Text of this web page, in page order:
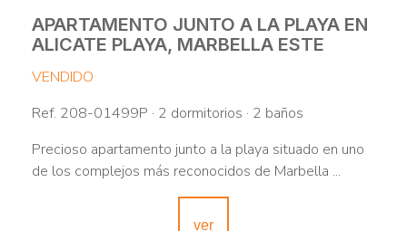
APARTAMENTO JUNTO A LA PLAYA EN
ALICATE PLAYA, MARBELLA ESTE
VENDIDO
Ref. 208-01499P · 2 dormitorios · 2 baños
Precioso apartamento junto a la playa situado en uno
de los complejos más reconocidos de Marbella ...
ver